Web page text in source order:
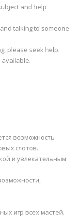
and help
talking to someone
please seek help.
available.
возможность
слотов.
и увлекательным
игр всех мастей.